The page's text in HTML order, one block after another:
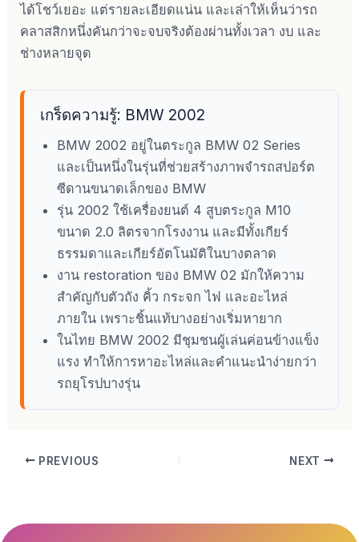
ได้โชว์เยอะ แต่รายละเอียดแน่น และเล่าให้เห็นว่ารถ
คลาสสิกหนึ่งคันกว่าจะจบจริงต้องผ่านทั้งเวลา งบ และ
ช่างหลายจุด
เกร็ดความรู้: BMW 2002
BMW 2002 อยู่ในตระกูล BMW 02 Series
และเป็นหนึ่งในรุ่นที่ช่วยสร้างภาพจำรถสปอร์ต
ซีดานขนาดเล็กของ BMW
รุ่น 2002 ใช้เครื่องยนต์ 4 สูบตระกูล M10
ขนาด 2.0 ลิตรจากโรงงาน และมีทั้งเกียร์
ธรรมดาและเกียร์อัตโนมัติในบางตลาด
งาน restoration ของ BMW 02 มักให้ความ
สำคัญกับตัวถัง คิ้ว กระจก ไฟ และอะไหล่
ภายใน เพราะชิ้นแท้บางอย่างเริ่มหายาก
ในไทย BMW 2002 มีชุมชนผู้เล่นค่อนข้างแข็ง
แรง ทำให้การหาอะไหล่และคำแนะนำง่ายกว่า
รถยุโรปบางรุ่น
PREVIOUS NEXT